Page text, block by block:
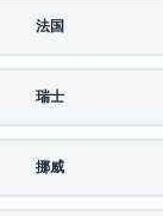
法国
瑞士
挪威